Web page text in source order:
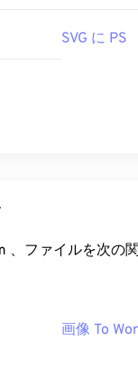
SVG に PS
、ファイルを次の
画像 To